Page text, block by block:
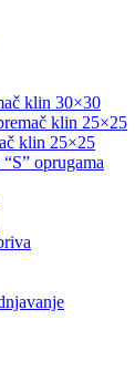
klin 30×30
klin 25×25
klin 25×25
oprugama